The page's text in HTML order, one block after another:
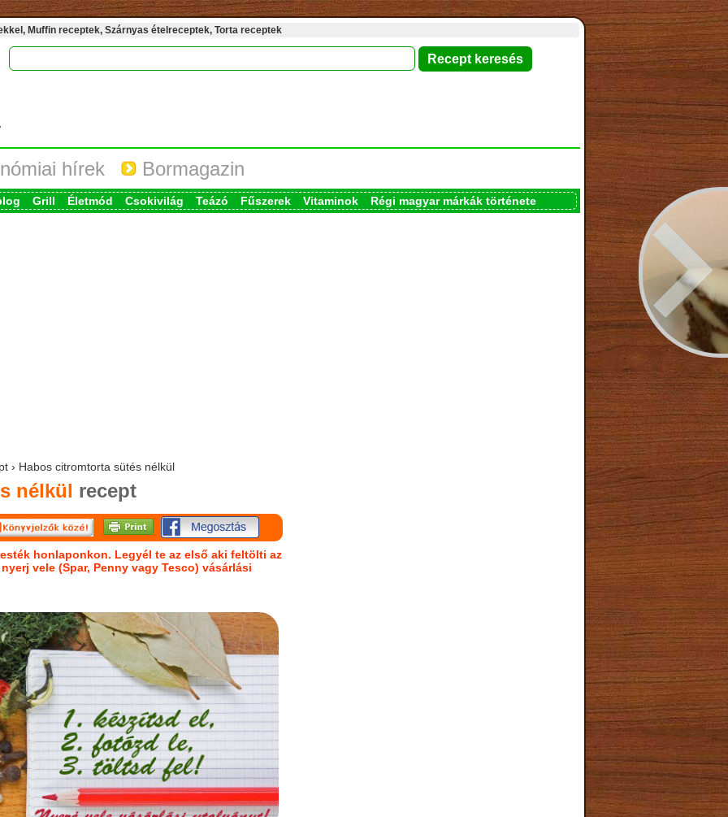
Muffin receptek, Szárnyas ételreceptek, Torta receptek
hírek Bormagazin
Grill Életmód Csokivilág Teázó Fűszerek Vitaminok Régi magyar márkák története
› Habos citromtorta sütés nélkül
nélkül recept
honlaponkon. Legyél te az első aki feltölti az
vele (Spar, Penny vagy Tesco) vásárlási